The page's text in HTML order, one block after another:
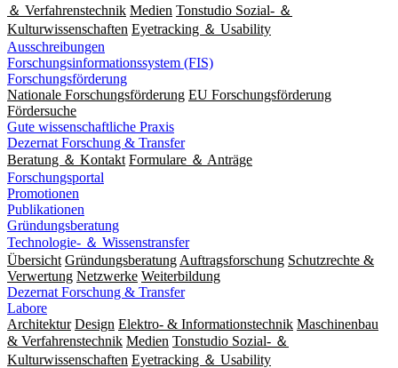
＆ Verfahrenstechnik Medien Tonstudio Sozial- ＆
Kulturwissenschaften Eyetracking ＆ Usability
Ausschreibungen
Forschungsinformationssystem (FIS)
Forschungsförderung
Nationale Forschungsförderung EU Forschungsförderung
Fördersuche
Gute wissenschaftliche Praxis
Dezernat Forschung & Transfer
Beratung ＆ Kontakt Formulare ＆ Anträge
Forschungsportal
Promotionen
Publikationen
Gründungsberatung
Technologie- ＆ Wissenstransfer
Übersicht Gründungsberatung Auftragsforschung Schutzrechte &
Verwertung Netzwerke Weiterbildung
Dezernat Forschung & Transfer
Labore
Architektur Design Elektro- & Informationstechnik Maschinenbau
& Verfahrenstechnik Medien Tonstudio Sozial- ＆
Kulturwissenschaften Eyetracking ＆ Usability